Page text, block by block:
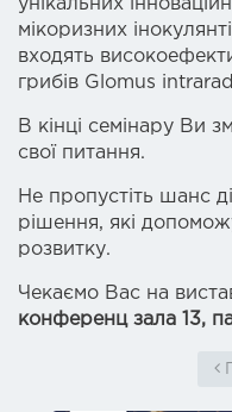
унікальних
мікоризних
входять
грибів Glomus
В кінці семінару Ви
свої питання.
Не пропустіть шанс
рішення, які
розвитку.
Чекаємо Вас на
конференц зала 13,